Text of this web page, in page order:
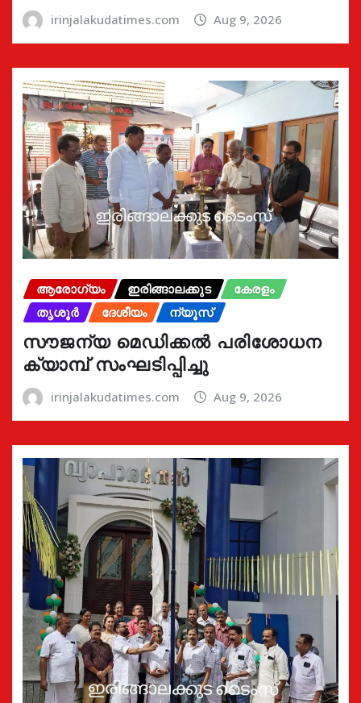
irinjalakudatimes.com Aug 9, 2026
ആരോഗ്യം ഇരിങ്ങാലക്കുട
കേരളം
തൃശൂർ
ദേശീയം ന്യൂസ്
സൗജന്യ മെഡിക്കൽ പരിശോധന
ക്യാമ്പ് സംഘടിപ്പിച്ചു
irinjalakudatimes.com Aug 9, 2026